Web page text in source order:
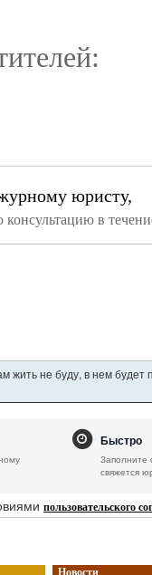
юристу,
в
не буду, в нем будет
Быстро
Заполните
свяжется
пользовательского
Новости